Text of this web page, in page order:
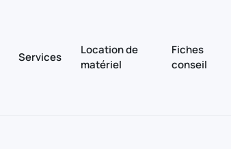
Services
Location de
matériel
Fiches
conseil